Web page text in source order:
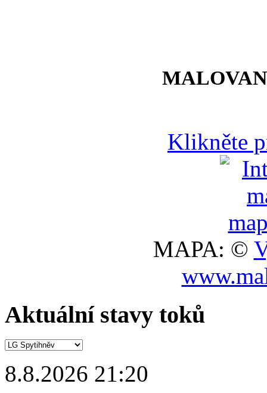
Klikněte
MAPA: ©
Aktuální stavy toků
8.8.2026 21:20